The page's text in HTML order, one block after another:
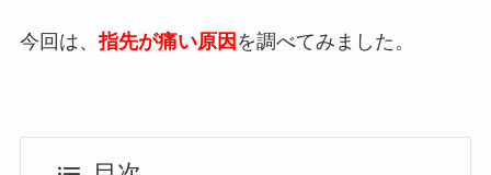
今回は、指先が痛い原因 を調べてみました。